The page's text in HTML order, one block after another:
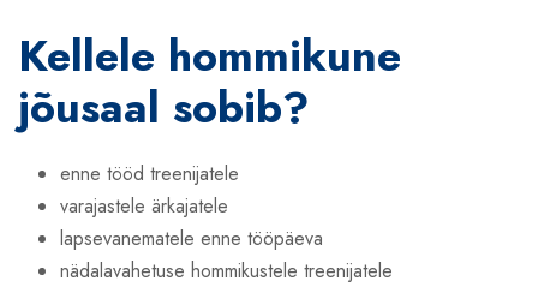
Kellele hommikune
jõusaal sobib?
enne tööd treenijatele
varajastele ärkajatele
lapsevanematele enne tööpäeva
nädalavahetuse hommikustele treenijatele